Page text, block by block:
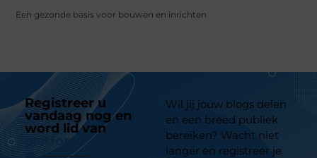
Een gezonde basis voor bouwen en inrichten
Registreer u
vandaag nog en
word lid van
platform
Wil jij jouw blogs delen
en een breed publiek
bereiken? Wacht niet
langer en registreer je